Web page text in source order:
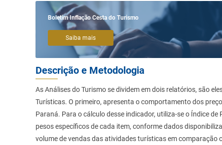
Boletim Inflação Cesta do Turismo
Saiba mais
Descrição e Metodologia
As Análises do Turismo se dividem em dois relatórios, são
Turísticas. O primeiro, apresenta o comportamento dos
Paraná. Para o cálculo desse indicador, utiliza-se o Índice
pesos específicos de cada item, conforme dados
volume de vendas das atividades turísticas em